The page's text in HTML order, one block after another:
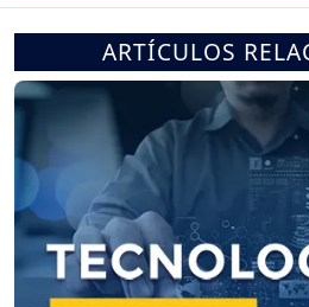
ARTÍCULOS